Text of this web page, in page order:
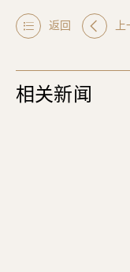
返回
相关新闻